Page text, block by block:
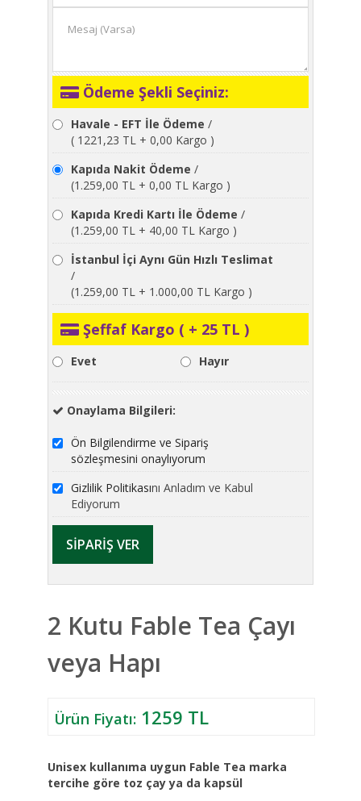
Ödeme Şekli Seçiniz:
Havale - EFT İle Ödeme /
( 1221,23 TL + 0,00 Kargo )
Kapıda Nakit Ödeme /
(1.259,00 TL + 0,00 TL Kargo )
Kapıda Kredi Kartı İle Ödeme /
(1.259,00 TL + 40,00 TL Kargo )
İstanbul İçi Aynı Gün Hızlı Teslimat
/
(1.259,00 TL + 1.000,00 TL Kargo )
Şeffaf Kargo ( + 25 TL )
Evet Hayır
Onaylama Bilgileri:
Ön Bilgilendirme ve Sipariş
sözleşmesini onaylıyorum
Gizlilik Politikasını Anladım ve Kabul
Ediyorum
2 Kutu Fable Tea Çayı
veya Hapı
Ürün Fiyatı:1259 TL
Unisex kullanıma uygun Fable Tea marka
tercihe göre toz çay ya da kapsül